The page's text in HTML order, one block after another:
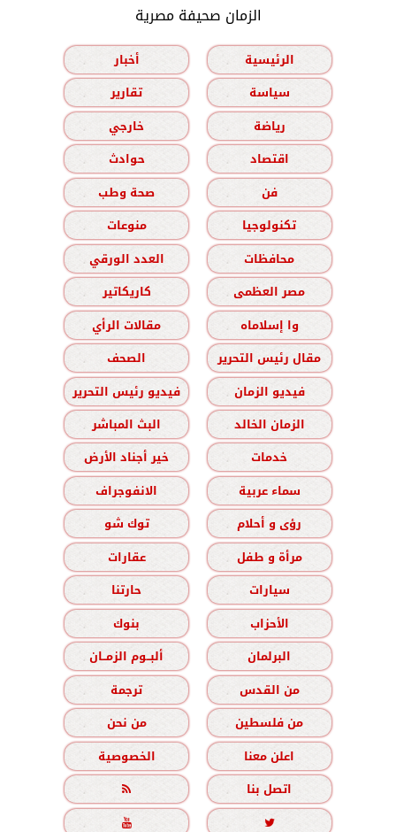
الزمان صحيفة مصرية
الرئيسية
أخبار
سياسة
تقارير
رياضة
خارجي
اقتصاد
حوادث
فن
صحة وطب
تكنولوجيا
منوعات
محافظات
العدد الورقي
مصر العظمى
كاريكاتير
وا إسلاماه
مقالات الرأي
مقال رئيس التحرير
الصحف
فيديو الزمان
فيديو رئيس التحرير
الزمان الخالد
البث المباشر
خدمات
خير أجناد الأرض
سماء عربية
الانفوجراف
رؤى و أحلام
توك شو
مرأة و طفل
عقارات
سيارات
حارتنا
الأحزاب
بنوك
البرلمان
ألبــوم الزمــان
من القدس
ترجمة
من فلسطين
من نحن
اعلن معنا
الخصوصية
اتصل بنا


